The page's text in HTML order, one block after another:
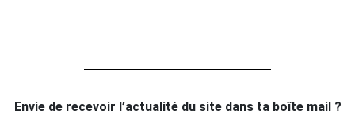
Envie de recevoir l’actualité du site dans ta boîte mail ?